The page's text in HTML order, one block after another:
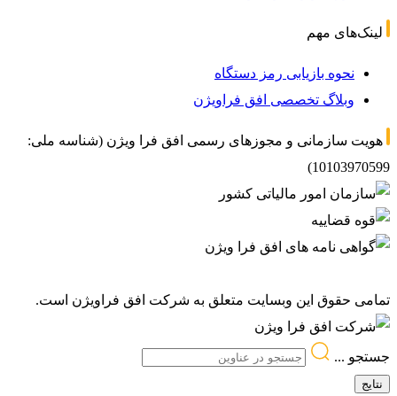
لینک‌های مهم
نحوه بازیابی رمز دستگاه
وبلاگ تخصصی افق فراویژن
هویت سازمانی و مجوزهای رسمی افق فرا ویژن (شناسه ملی:
10103970599)
تمامی حقوق این وبسایت متعلق به شرکت افق فراویژن است.
جستجو ...
نتایج